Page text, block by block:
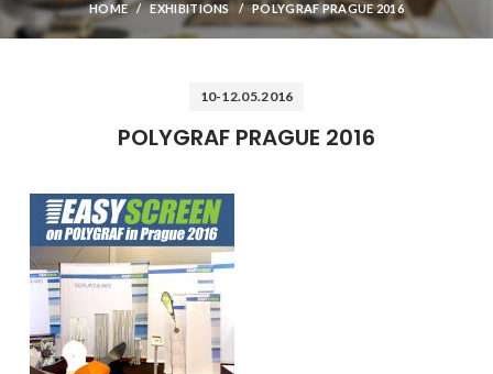
HOME EXHIBITIONS POLYGRAF PRAGUE 2016
10-12.05.2016
POLYGRAF PRAGUE 2016